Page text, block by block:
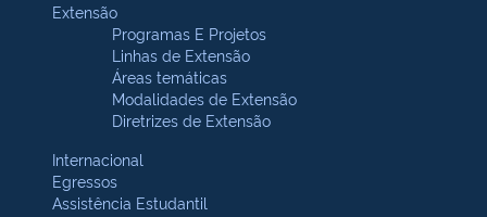
Extensão
Programas E Projetos
Linhas de Extensão
Áreas temáticas
Modalidades de Extensão
Diretrizes de Extensão
Internacional
Egressos
Assistência Estudantil